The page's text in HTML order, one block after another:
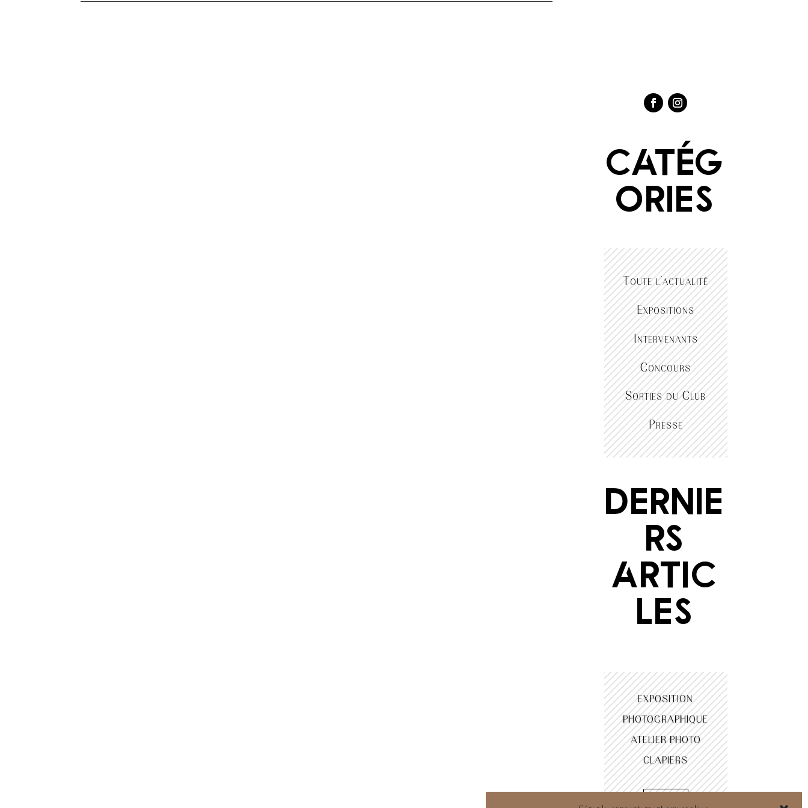
Catég
ories
Toute l’actualité
Expositions
Intervenants
Concours
Sorties du Club
Presse
Dernie
rs
artic
les
EXPOSITION
PHOTOGRAPHIQUE
ATELIER PHOTO
CLAPIERS